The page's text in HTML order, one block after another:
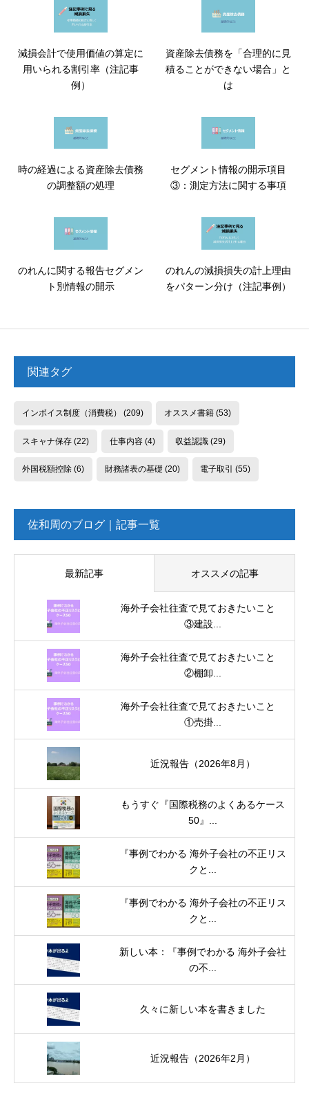
減損会計で使用価値の算定に
用いられる割引率（注記事
例）
資産除去債務を「合理的に見
積ることができない場合」と
は
時の経過による資産除去債務
の調整額の処理
セグメント情報の開示項目
③：測定方法に関する事項
のれんに関する報告セグメン
ト別情報の開示
のれんの減損損失の計上理由
をパターン分け（注記事例）
関連タグ
インボイス制度（消費税） (209) オススメ書籍(53)
スキャナ保存(22) 仕事内容(4) 収益認識 (29)
外国税額控除(6) 財務諸表の基礎 (20) 電子取引 (55)
佐和周のブログ｜記事一覧
最新記事 オススメの記事
海外子会社往査で見ておきたいこと
③建設...
海外子会社往査で見ておきたいこと
②棚卸...
海外子会社往査で見ておきたいこと
①売掛...
近況報告（2026年8月）
もうすぐ『国際税務のよくあるケース
50』...
『事例でわかる 海外子会社の不正リス
クと...
『事例でわかる 海外子会社の不正リス
クと...
新しい本：『事例でわかる 海外子会社
の不...
久々に新しい本を書きました
近況報告（2026年2月）